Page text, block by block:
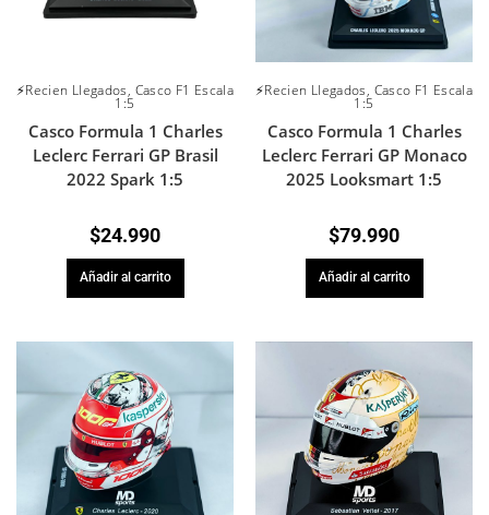
⚡Recien Llegados, Casco F1 Escala
1:5
Casco Formula 1 Charles
Leclerc Ferrari GP Brasil
2022 Spark 1:5
$24.990
Añadir al carrito
⚡Recien Llegados, Casco F1 Escala
1:5
Casco Formula 1 Charles
Leclerc Ferrari GP Monaco
2025 Looksmart 1:5
$79.990
Añadir al carrito